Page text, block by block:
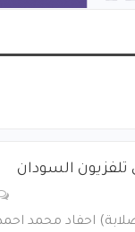
السودان
احفاد محمد